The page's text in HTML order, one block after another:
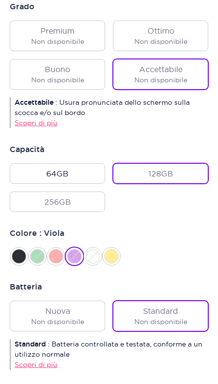
Grado
Premium
Non disponibile
Ottimo
Non disponibile
Buono
Non disponibile
Accettabile
Non disponibile
Accettabile : Usura pronunciata dello schermo sulla
scocca e/o sul bordo
Scopri di più
Capacità
64GB 128GB
256GB
Colore : Viola
Batteria
Nuova
Non disponibile
Standard
Non disponibile
Standard : Batteria controllata e testata, conforme a un
utilizzo normale
Scopri di più